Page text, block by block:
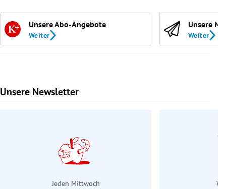
Unsere Abo-Angebote
Weiter
Unsere
Weiter
Unsere Newsletter
Slide 1 von 9
Jeden Mittwoch